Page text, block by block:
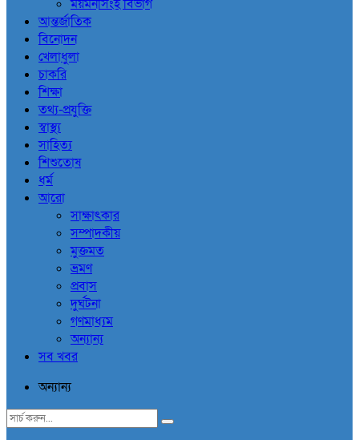
ময়মনসিংহ বিভাগ
আন্তর্জাতিক
বিনোদন
খেলাধুলা
চাকরি
শিক্ষা
তথ্য-প্রযুক্তি
স্বাস্থ্য
সাহিত্য
শিশুতোষ
ধর্ম
আরো
সাক্ষাৎকার
সম্পাদকীয়
মুক্তমত
ভ্রমণ
প্রবাস
দুর্ঘটনা
গণমাধ্যম
অন্যান্য
সব খবর
অন্যান্য